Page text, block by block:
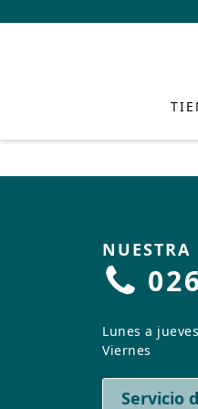
Lunes a jueves
Viernes
Servicio